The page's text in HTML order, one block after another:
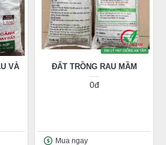
VÀ
ĐẤT TRỒNG RAU MẦM
0đ
Mua ngay